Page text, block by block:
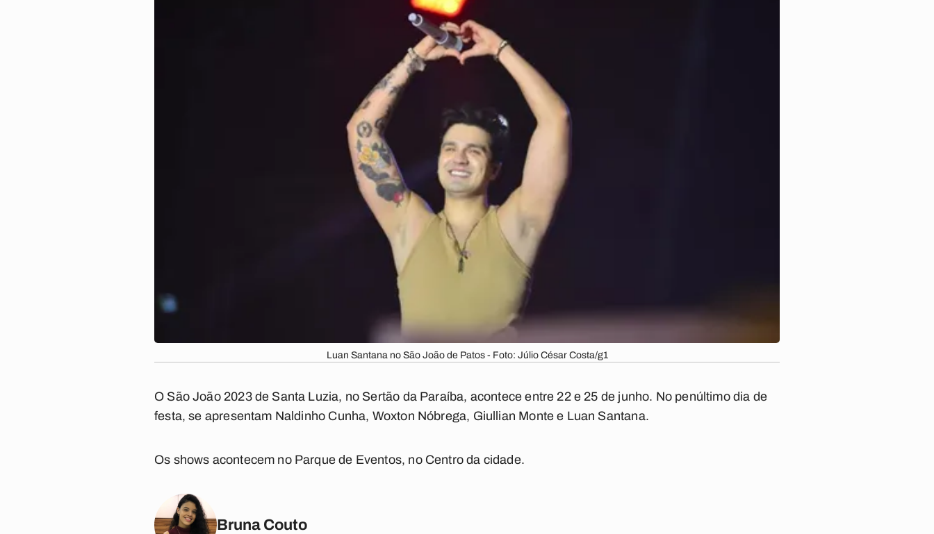
Luan Santana no São João de Patos - Foto: Júlio César Costa/g1
O São João 2023 de Santa Luzia, no Sertão da Paraíba, acontece entre 22 e 25 de junho. No penúltimo dia de
festa, se apresentam Naldinho Cunha, Woxton Nóbrega, Giullian Monte e Luan Santana.
Os shows acontecem no Parque de Eventos, no Centro da cidade.
Bruna Couto